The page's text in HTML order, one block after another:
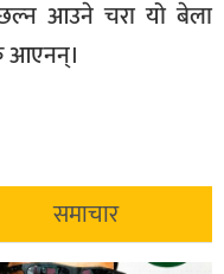
छल्न आउने चरा यो बेला
आएनन्।
समाचार